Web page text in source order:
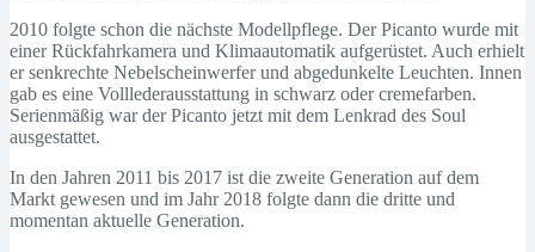
2010 folgte schon die nächste Modellpflege. Der Picanto wurde mit
einer Rückfahrkamera und Klimaautomatik aufgerüstet. Auch erhielt
er senkrechte Nebelscheinwerfer und abgedunkelte Leuchten. Innen
gab es eine Volllederausstattung in schwarz oder cremefarben.
Serienmäßig war der Picanto jetzt mit dem Lenkrad des Soul
ausgestattet.
In den Jahren 2011 bis 2017 ist die zweite Generation auf dem
Markt gewesen und im Jahr 2018 folgte dann die dritte und
momentan aktuelle Generation.